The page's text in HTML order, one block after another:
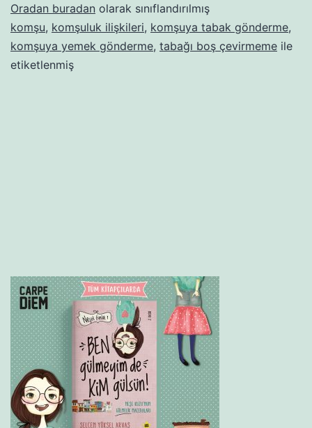
Oradan buradan olarak sınıflandırılmış
komşu, komşuluk ilişkileri, komşuya tabak gönderme,
komşuya yemek gönderme, tabağı boş çevirmeme ile
etiketlenmiş